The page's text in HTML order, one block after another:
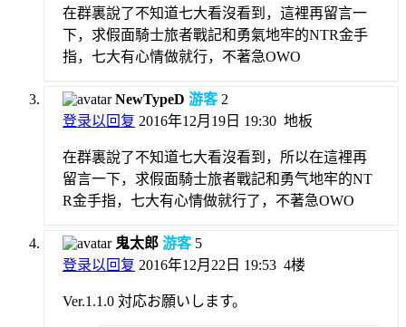
在群裏說了不知道七大看沒看到，這裡再留言一
下，求假面騎士旅者戰記和勇氣地牢的NTR金手
指，七大有心情做就行，不著急OWO
NewTypeD 游客 2
登录以回复 2016年12月19日 19:30 地板
在群裏說了不知道七大看沒看到，所以在這裡再
留言一下，求假面騎士旅者戰記和勇气地牢的NT
R金手指，七大有心情做就行了，不著急OWO
鬼太郎 游客 5
登录以回复 2016年12月22日 19:53 4楼
Ver.1.1.0 対応お願いします。